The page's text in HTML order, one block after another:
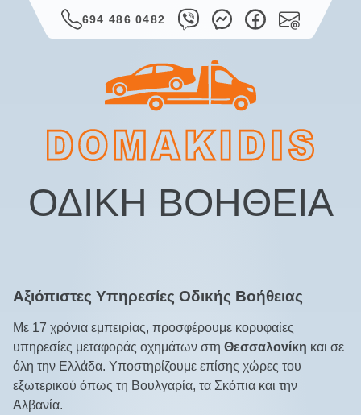
694 486 0482
ΟΔΙΚΉ ΒΟΉΘΕΙΑ
Αξιόπιστες Υπηρεσίες Οδικής Βοήθειας
Με 17 χρόνια εμπειρίας, προσφέρουμε κορυφαίες
υπηρεσίες μεταφοράς οχημάτων στη Θεσσαλονίκη και σε
όλη την Ελλάδα. Υποστηρίζουμε επίσης χώρες του
εξωτερικού όπως τη Βουλγαρία, τα Σκόπια και την
Αλβανία.